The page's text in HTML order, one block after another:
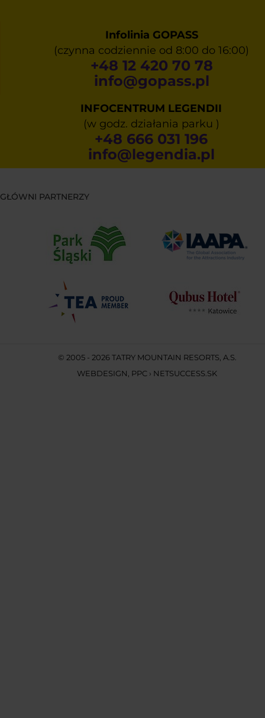
Infolinia GOPASS
(czynna codziennie od 8:00 do 16:00)
+48 12 420 70 78
info@gopass.pl
INFOCENTRUM LEGENDII
(w godz. działania parku )
+48 666 031 196
info@legendia.pl
GŁÓWNI PARTNERZY
© 2005 - 2026 TATRY MOUNTAIN RESORTS, A.S.
WEBDESIGN PPC › NETSUCCESS.SK